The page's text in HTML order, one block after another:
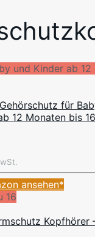
und Kinder ab
für
12 Monaten bis
ansehen*
16
Kopfhörer